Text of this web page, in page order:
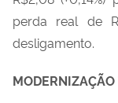
perda real de
desligamento.